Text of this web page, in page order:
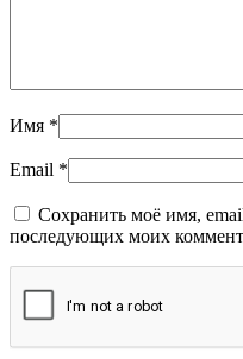
Имя *
Email *
Сохранить моё имя,
последующих моих